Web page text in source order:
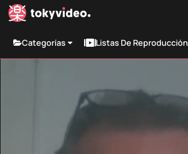
Categorías Listas De Reproducción